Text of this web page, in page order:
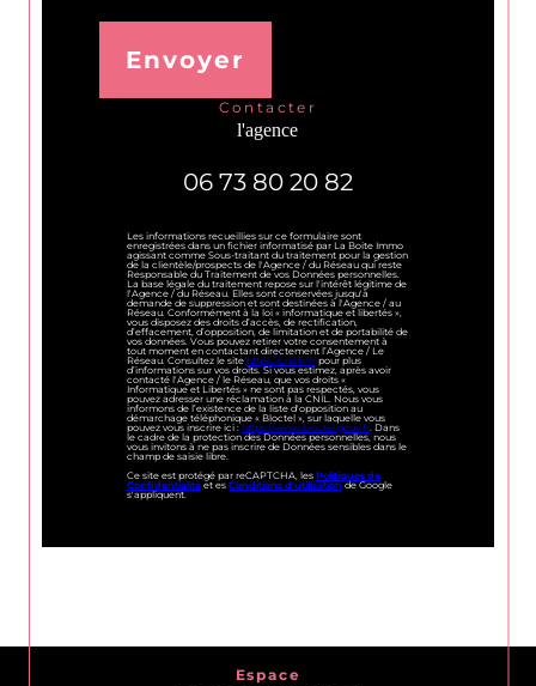
Envoyer
contacter
l'agence
06 73 80 20 82
Les informations recueillies sur ce formulaire sont
enregistrées dans un fichier informatisé par La Boite Immo
agissant comme Sous-traitant du traitement pour la gestion
de la clientèle/prospects de l'Agence / du Réseau qui reste
Responsable du Traitement de vos Données personnelles.
La base légale du traitement repose sur l'intérêt légitime de
l'Agence / du Réseau. Elles sont conservées jusqu'à
demande de suppression et sont destinées à l'Agence / au
Réseau. Conformément à la loi « informatique et libertés »,
vous disposez des droits d’accès, de rectification,
d’effacement, d’opposition, de limitation et de portabilité de
vos données. Vous pouvez retirer votre consentement à
tout moment en contactant directement l’Agence / Le
Réseau. Consultez le site https://cnil.fr/fr pour plus
d’informations sur vos droits. Si vous estimez, après avoir
contacté l'Agence / le Réseau, que vos droits «
Informatique et Libertés » ne sont pas respectés, vous
pouvez adresser une réclamation à la CNIL. Nous vous
informons de l’existence de la liste d'opposition au
démarchage téléphonique « Bloctel », sur laquelle vous
pouvez vous inscrire ici : https://www.bloctel.gouv.fr. Dans
le cadre de la protection des Données personnelles, nous
vous invitons à ne pas inscrire de Données sensibles dans le
champ de saisie libre.
Ce site est protégé par reCAPTCHA, lesPolitiques de
Confidentialité et esConditions d'utilisation de Google
s'appliquent.
Espace